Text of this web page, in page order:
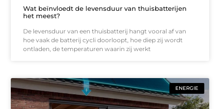
Wat beïnvloedt de levensduur van thuisbatterijen
het meest?
De levensduur van een thuisbatterij hangt vooral af van
hoe vaak de batterij cycli doorloopt, hoe diep zij wordt
ontladen, de temperaturen waarin zij werkt
ENERGIE